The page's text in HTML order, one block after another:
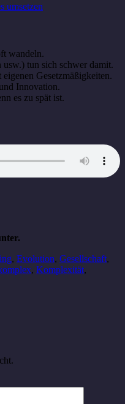
umsetzen
wandeln.
tun sich schwer damit.
Gesetzmäßigkeiten.
Innovation.
es zu spät ist.
, Evolution, Gesellschaft,
, Komplexität,